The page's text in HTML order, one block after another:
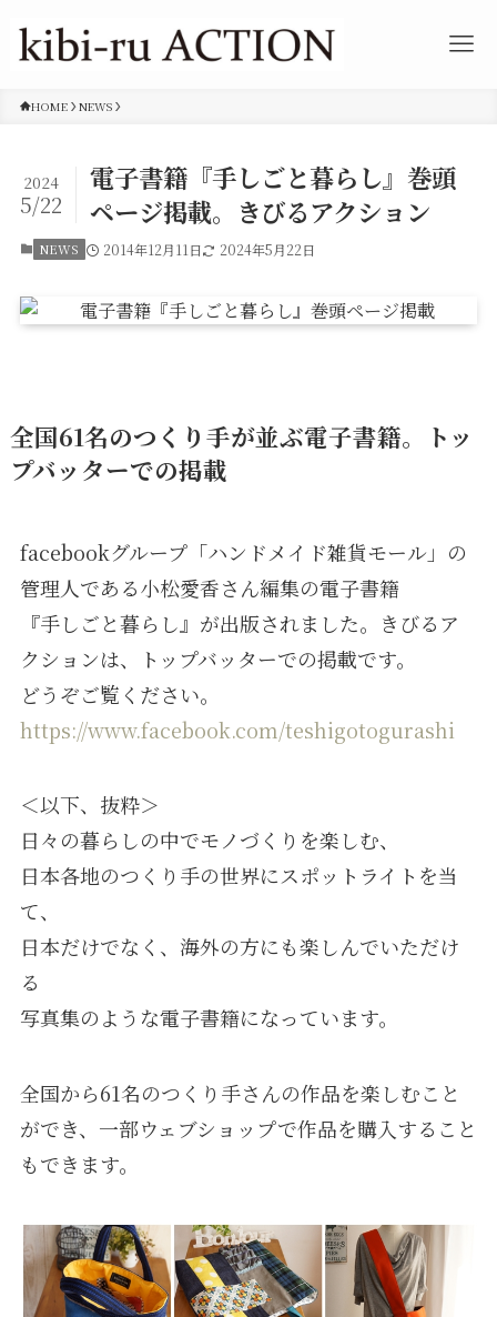
HOME NEWS
電子書籍『手しごと暮らし』巻頭
ページ掲載。きびるアクション
2024
5/22
NEWS 2014年12月11日 2024年5月22日
全国61名のつくり手が並ぶ電子書籍。トッ
プバッターでの掲載
facebookグループ「ハンドメイド雑貨モール」の
管理人である小松愛香さん編集の電子書籍
『手しごと暮らし』が出版されました。きびるア
クションは、トップバッターでの掲載です。
どうぞご覧ください。
https://www.facebook.com/teshigotogurashi
＜以下、抜粋＞
日々の暮らしの中でモノづくりを楽しむ、
日本各地のつくり手の世界にスポットライトを当
て、
日本だけでなく、海外の方にも楽しんでいただけ
る
写真集のような電子書籍になっています。
全国から61名のつくり手さんの作品を楽しむこと
ができ、一部ウェブショップで作品を購入すること
もできます。